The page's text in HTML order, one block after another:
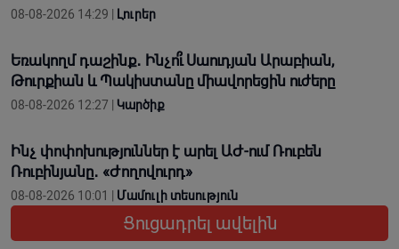
08-08-2026 14:29 | Լուրեր
Եռակողմ դաշինք․ Ինչո՞ւ Սաուդյան Արաբիան,
Թուրքիան և Պակիստանը միավորեցին ուժերը
08-08-2026 12:27 | Կարծիք
Ինչ փոփոխություններ է արել ԱԺ-ում Ռուբեն
Ռուբինյանը․ «Ժողովուրդ»
08-08-2026 10:01 | Մամուլի տեսություն
Ցուցադրել ավելին